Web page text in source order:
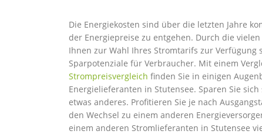
Die Energiekosten sind über die letzten Jahre
der Energiepreise zu entgehen. Durch die
Ihnen zur Wahl Ihres Stromtarifs zur
Sparpotenziale für Verbraucher. Mit einem
Strompreisvergleich finden Sie in einigen
Energielieferanten in Stutensee. Sparen Sie
etwas anderes. Profitieren Sie je nach
den Wechsel zu einem anderen
einem anderen Stromlieferanten in Stutensee